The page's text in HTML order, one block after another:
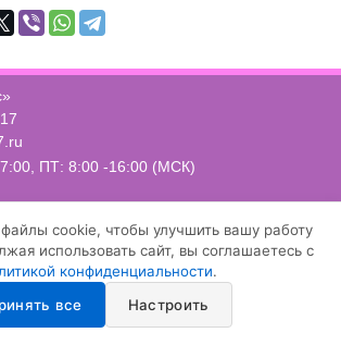
ПТ: 8:00 -16:00 (МСК)
Договор-оферта
и защите персональных данных
Условия осуществления рассылки email-сообщений
cookie, чтобы улучшить вашу работу
использовать сайт, вы соглашаетесь с
конфиденциальности.
все
Настроить